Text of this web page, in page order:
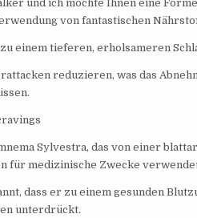
und ich möchte Ihnen eine
von fantastischen
einem tieferen, erholsameren
reduzieren, was das
Sylvestra, das von einer
für medizinische Zwecke
dass er zu einem gesunden
unterdrückt.